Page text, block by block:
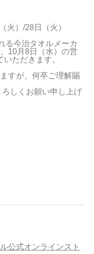
公式オンラインスト
火）/28日（火）
る今治タオルメーカ
10月8日（水）の営
いただきます。
すが、何卒ご理解賜
しくお願い申し上げ